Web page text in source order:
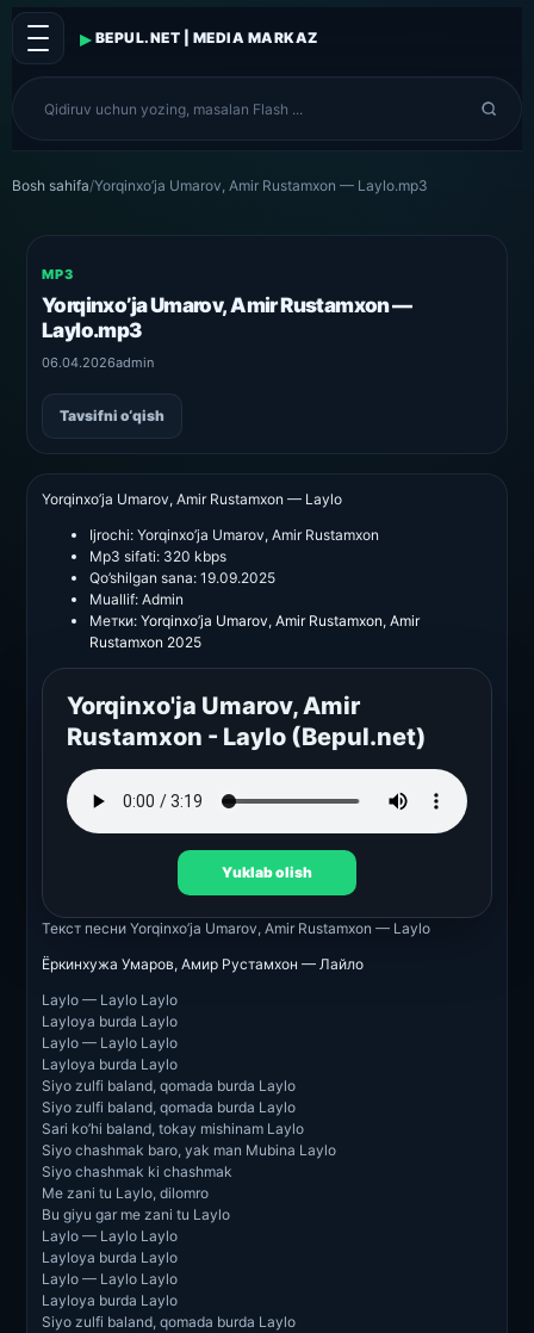
▸ BEPUL.NET | MEDIA MARKAZ
Bosh sahifa/Yorqinxo’ja Umarov, Amir Rustamxon — Laylo.mp3
MP3
Yorqinxo’ja Umarov, Amir Rustamxon —
Laylo.mp3
06.04.2026admin
Tavsifni o‘qish
Yorqinxo’ja Umarov, Amir Rustamxon — Laylo
Ijrochi: Yorqinxo’ja Umarov, Amir Rustamxon
Mp3 sifati: 320 kbps
Qo’shilgan sana: 19.09.2025
Muallif: Admin
Метки: Yorqinxo’ja Umarov, Amir Rustamxon, Amir
Rustamxon 2025
Yorqinxo'ja Umarov, Amir
Rustamxon - Laylo (Bepul.net)
Yuklab olish
Текст песни Yorqinxo’ja Umarov, Amir Rustamxon — Laylo
Ёркинхужа Умаров, Амир Рустамхон — Лайло
Laylo — Laylo Laylo
Layloya burda Laylo
Laylo — Laylo Laylo
Layloya burda Laylo
Siyo zulfi baland, qomada burda Laylo
Siyo zulfi baland, qomada burda Laylo
Sari ko’hi baland, tokay mishinam Laylo
Siyo chashmak baro, yak man Mubina Laylo
Siyo chashmak ki chashmak
Me zani tu Laylo, dilomro
Bu giyu gar me zani tu Laylo
Laylo — Laylo Laylo
Layloya burda Laylo
Laylo — Laylo Laylo
Layloya burda Laylo
Siyo zulfi baland, qomada burda Laylo